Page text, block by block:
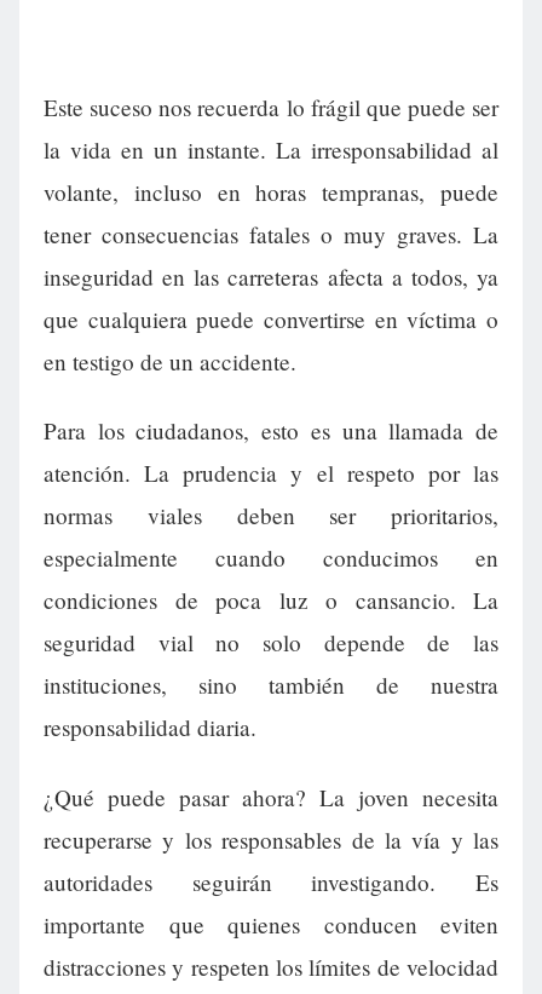
Este suceso nos recuerda lo frágil que puede ser
la vida en un instante. La irresponsabilidad al
volante, incluso en horas tempranas, puede
tener consecuencias fatales o muy graves. La
inseguridad en las carreteras afecta a todos, ya
que cualquiera puede convertirse en víctima o
en testigo de un accidente.
Para los ciudadanos, esto es una llamada de
atención. La prudencia y el respeto por las
normas viales deben ser prioritarios,
especialmente cuando conducimos en
condiciones de poca luz o cansancio. La
seguridad vial no solo depende de las
instituciones, sino también de nuestra
responsabilidad diaria.
¿Qué puede pasar ahora? La joven necesita
recuperarse y los responsables de la vía y las
autoridades seguirán investigando. Es
importante que quienes conducen eviten
distracciones y respeten los límites de velocidad